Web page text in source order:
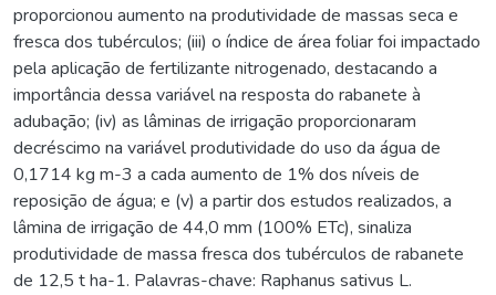
proporcionou aumento na produtividade de massas seca e
fresca dos tubérculos; (iii) o índice de área foliar foi impactado
pela aplicação de fertilizante nitrogenado, destacando a
importância dessa variável na resposta do rabanete à
adubação; (iv) as lâminas de irrigação proporcionaram
decréscimo na variável produtividade do uso da água de
0,1714 kg m-3 a cada aumento de 1% dos níveis de
reposição de água; e (v) a partir dos estudos realizados, a
lâmina de irrigação de 44,0 mm (100% ETc), sinaliza
produtividade de massa fresca dos tubérculos de rabanete
de 12,5 t ha-1. Palavras-chave: Raphanus sativus L.